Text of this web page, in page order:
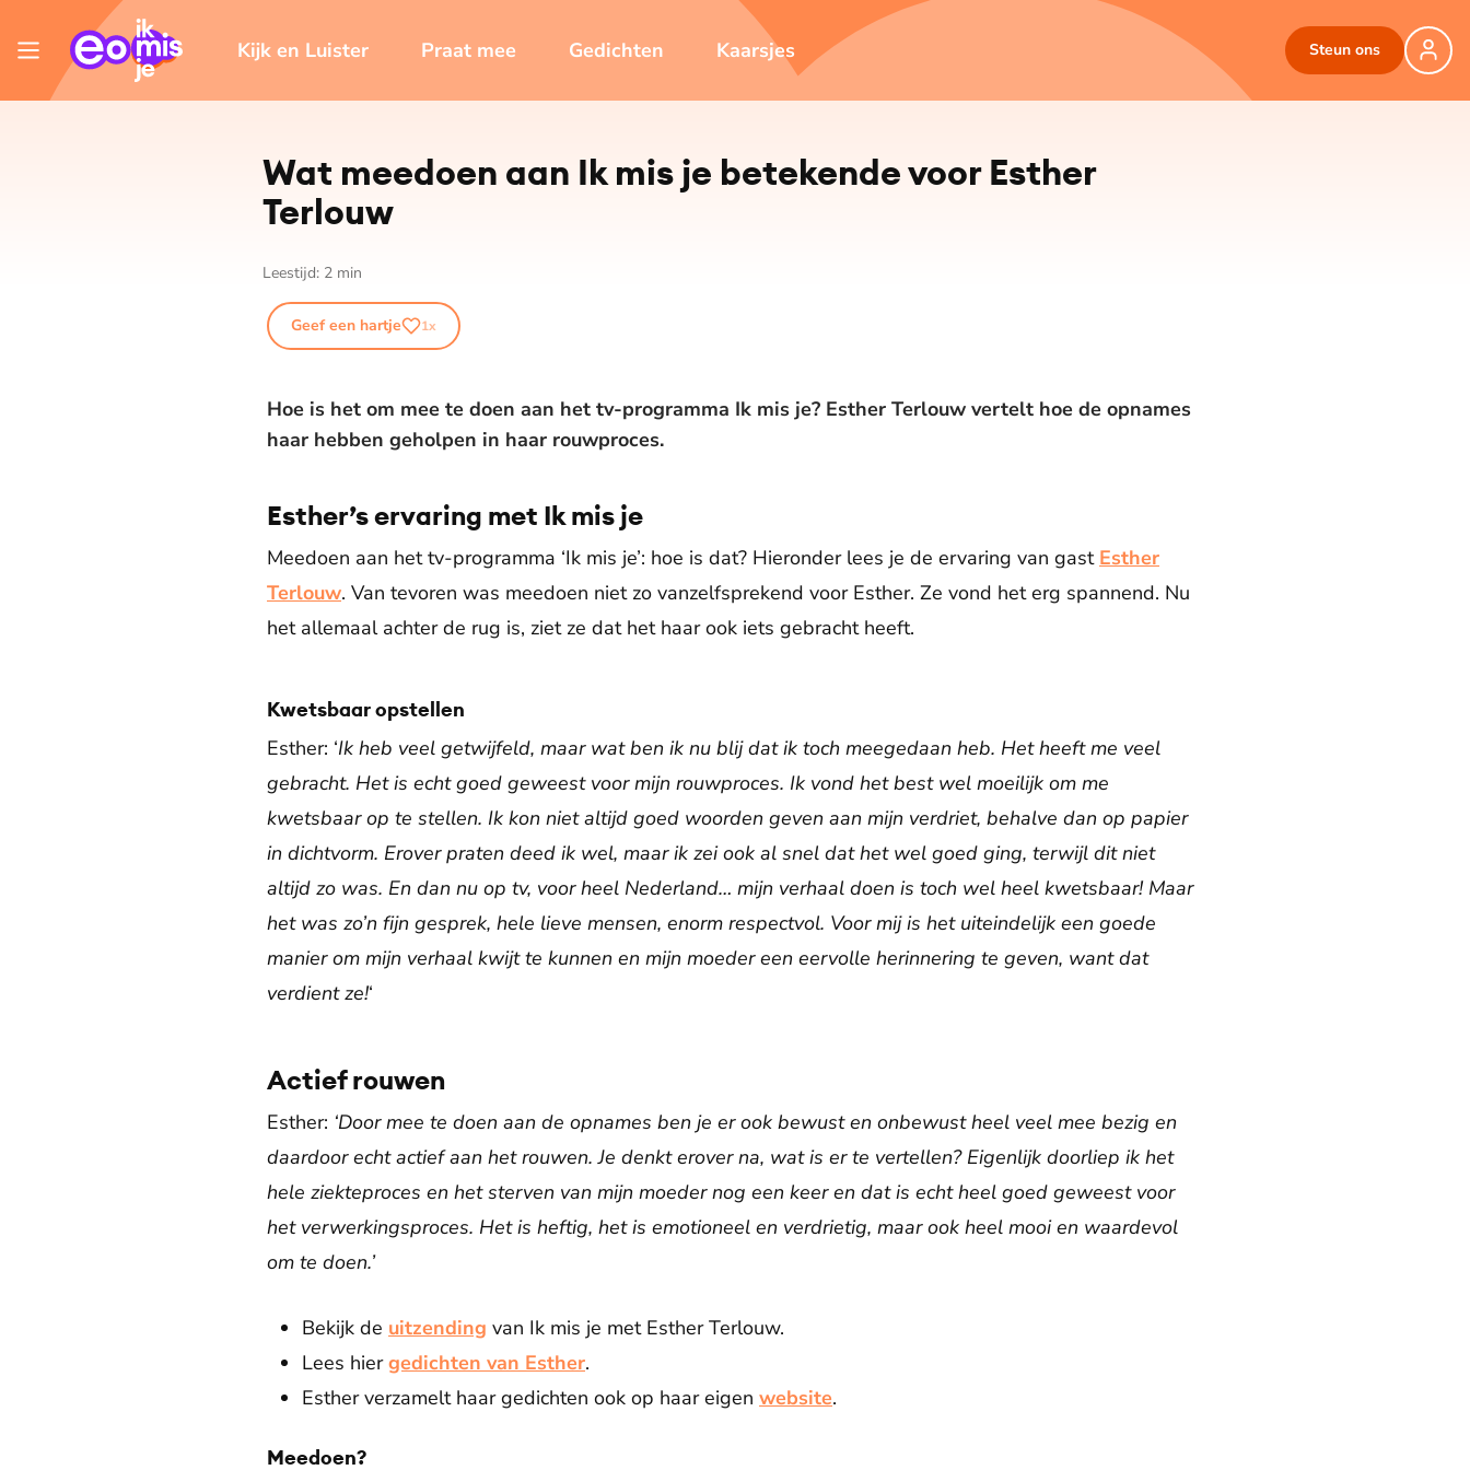
Kijk en Luister Praat mee Gedichten Kaarsjes Steun ons
Wat meedoen aan Ik mis je betekende voor Esther
Terlouw
Leestijd: 2 min
Geef een hartje 1x
Hoe is het om mee te doen aan het tv-programma Ik mis je? Esther Terlouw vertelt hoe de opnames
haar hebben geholpen in haar rouwproces.
Esther’s ervaring met Ik mis je
Meedoen aan het tv-programma ‘Ik mis je’: hoe is dat? Hieronder lees je de ervaring van gast Esther
Terlouw. Van tevoren was meedoen niet zo vanzelfsprekend voor Esther. Ze vond het erg spannend. Nu
het allemaal achter de rug is, ziet ze dat het haar ook iets gebracht heeft.
Kwetsbaar opstellen
Esther: ‘Ik heb veel getwijfeld, maar wat ben ik nu blij dat ik toch meegedaan heb. Het heeft me veel
gebracht. Het is echt goed geweest voor mijn rouwproces. Ik vond het best wel moeilijk om me
kwetsbaar op te stellen. Ik kon niet altijd goed woorden geven aan mijn verdriet, behalve dan op papier
in dichtvorm. Erover praten deed ik wel, maar ik zei ook al snel dat het wel goed ging, terwijl dit niet
altijd zo was. En dan nu op tv, voor heel Nederland… mijn verhaal doen is toch wel heel kwetsbaar! Maar
het was zo’n fijn gesprek, hele lieve mensen, enorm respectvol. Voor mij is het uiteindelijk een goede
manier om mijn verhaal kwijt te kunnen en mijn moeder een eervolle herinnering te geven, want dat
verdient ze!‘
Actief rouwen
Esther: ‘Door mee te doen aan de opnames ben je er ook bewust en onbewust heel veel mee bezig en
daardoor echt actief aan het rouwen. Je denkt erover na, wat is er te vertellen? Eigenlijk doorliep ik het
hele ziekteproces en het sterven van mijn moeder nog een keer en dat is echt heel goed geweest voor
het verwerkingsproces. Het is heftig, het is emotioneel en verdrietig, maar ook heel mooi en waardevol
om te doen.’
Bekijk de uitzending van Ik mis je met Esther Terlouw.
Lees hiergedichten van Esther.
Esther verzamelt haar gedichten ook op haar eigen website.
Meedoen?